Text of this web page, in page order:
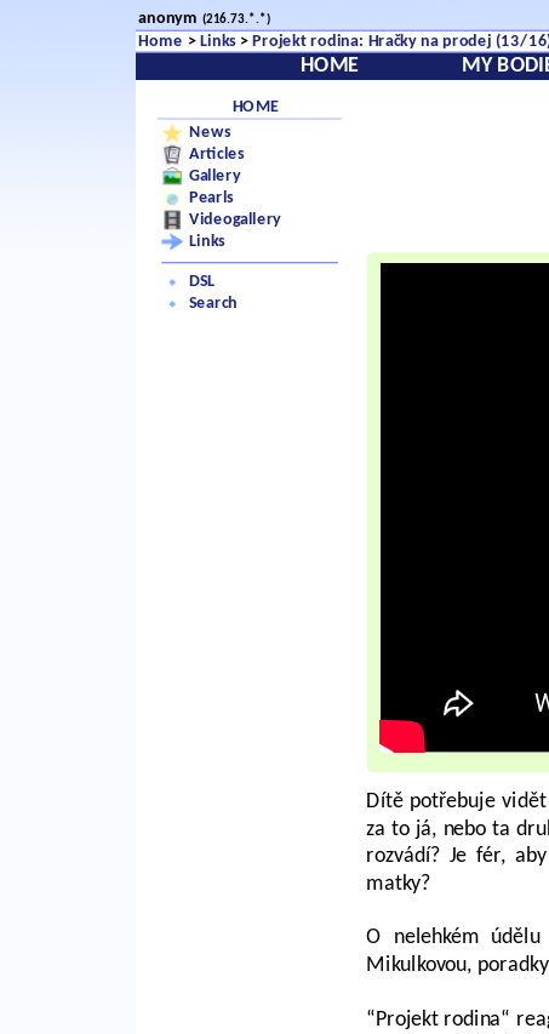
anonym (216.73.*.*)
Home > Links> Projekt rodina: Hračky na prodej (13/
HOME MY
HOME
News
Articles
Gallery
Pearls
Videogallery
Links
DSL
Search
Dítě potřebuje
za to já, nebo ta
rozvádí? Je fér,
matky?
O nelehkém
Mikulkovou,
“Projekt rodina“